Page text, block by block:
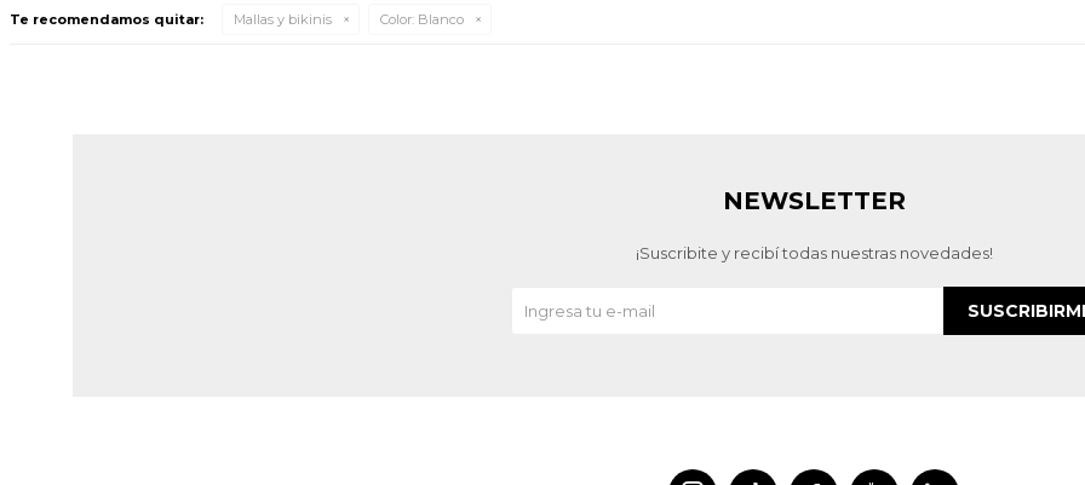
Te recomendamos quitar: Mallas y bikinis Color: Blanco
NEWSLETTER
¡Suscribite y recibí todas nuestras novedades!